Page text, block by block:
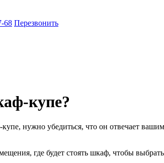
68 Перезвонить
купе?
нужно убедиться, что он отвечает
где будет стоять шкаф, чтобы